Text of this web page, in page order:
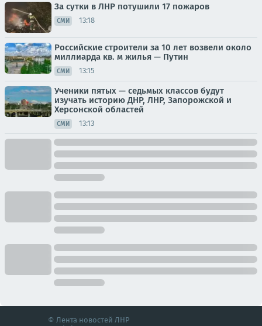
За сутки в ЛНР потушили 17 пожаров
СМИ 13:18
Российские строители за 10 лет возвели около
миллиарда кв. м жилья — Путин
СМИ 13:15
Ученики пятых — седьмых классов будут
изучать историю ДНР, ЛНР, Запорожской и
Херсонской областей
СМИ 13:13
© Лента новостей ЛНР